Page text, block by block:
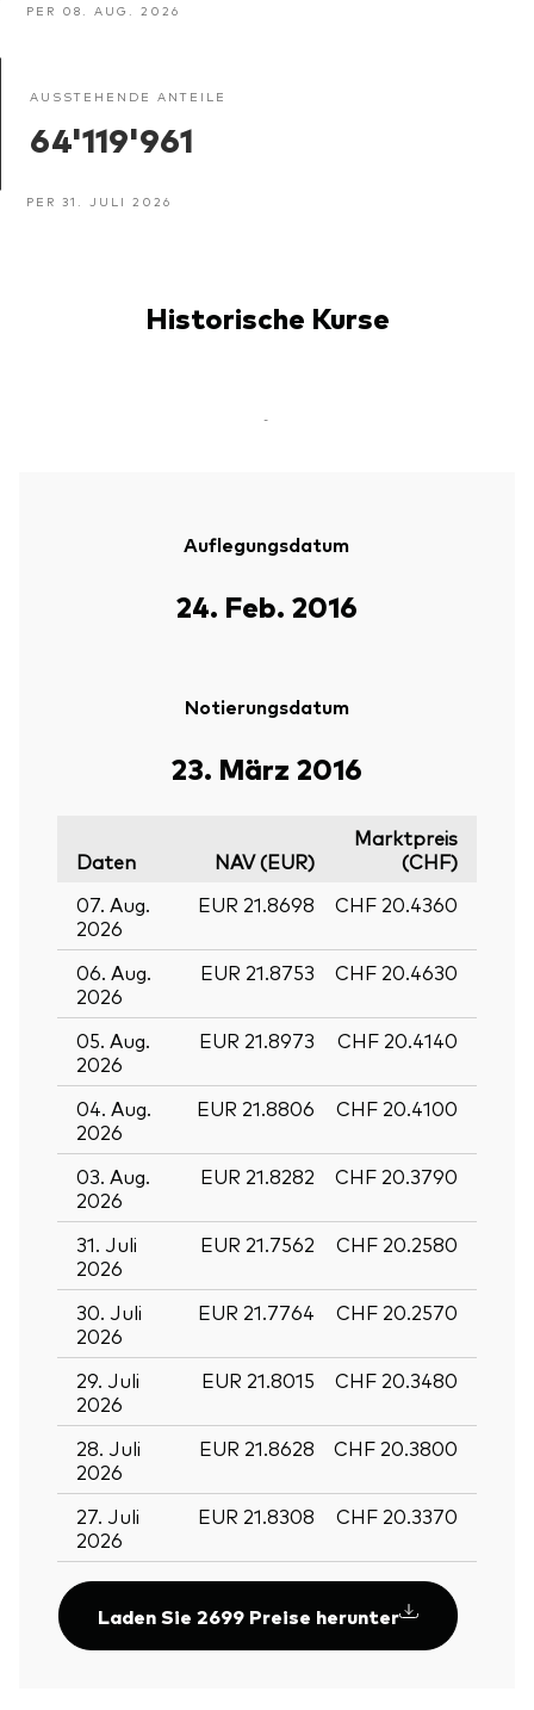
PER 08. AUG. 2026
AUSSTEHENDE ANTEILE
64'119'961
PER 31. JULI 2026
Historische Kurse
-
Auflegungsdatum
24. Feb. 2016
Notierungsdatum
23. März 2016
Daten NAV (EUR)
Marktpreis
(CHF)
07. Aug.
2026
EUR 21.8698 CHF 20.4360
06. Aug.
2026
EUR 21.8753 CHF 20.4630
05. Aug.
2026
EUR 21.8973 CHF 20.4140
04. Aug.
2026
EUR 21.8806 CHF 20.4100
03. Aug.
2026
EUR 21.8282 CHF 20.3790
31. Juli
2026
EUR 21.7562 CHF 20.2580
30. Juli
2026
EUR 21.7764 CHF 20.2570
29. Juli
2026
EUR 21.8015 CHF 20.3480
28. Juli
2026
EUR 21.8628 CHF 20.3800
27. Juli
2026
EUR 21.8308 CHF 20.3370
Laden Sie 2699 Preise herunter